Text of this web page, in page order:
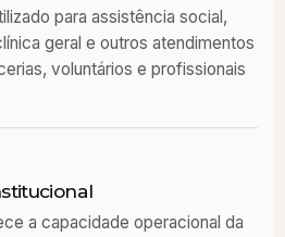
para assistência social,
geral e outros atendimentos
voluntários e profissionais
a capacidade operacional da